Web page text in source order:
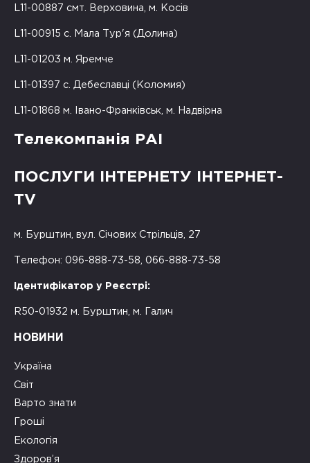
L11-00887 смт. Верховина, м. Косів
L11-00915 с. Мала Тур'я (Долина)
L11-01203 м. Яремче
L11-01397 с. Дебеславці (Коломия)
L11-01868 м. Івано-Франківськ, м. Надвірна
Телекомпанія РАІ
ПОСЛУГИ ІНТЕРНЕТУ ІНТЕРНЕТ-
TV
м. Бурштин, вул. Січових Стрільців, 27
Телефон: 096-888-73-58, 066-888-73-58
Ідентифікатор у Реєстрі:
R50-01932 м. Бурштин, м. Галич
НОВИНИ
Україна
Світ
Варто знати
Гроші
Екологія
Здоров’я